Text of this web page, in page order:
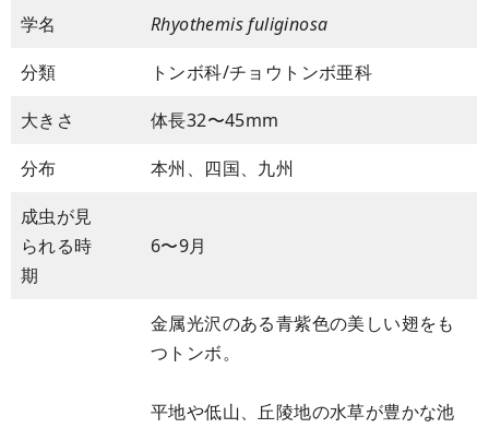
学名
Rhyothemis fuliginosa
分類
トンボ科/チョウトンボ亜科
大きさ
体長32〜45mm
分布
本州、四国、九州
成虫が見
られる時
期
6〜9月
金属光沢のある青紫色の美しい翅をも
つトンボ。
平地や低山、丘陵地の水草が豊かな池